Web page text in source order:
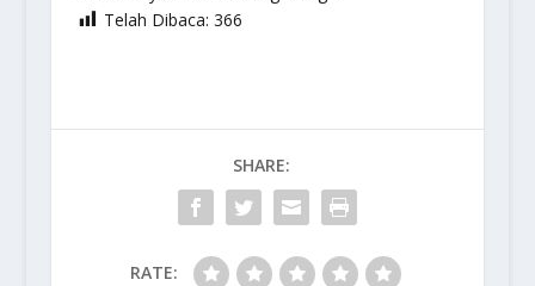
Telah Dibaca: 366
SHARE:
RATE: